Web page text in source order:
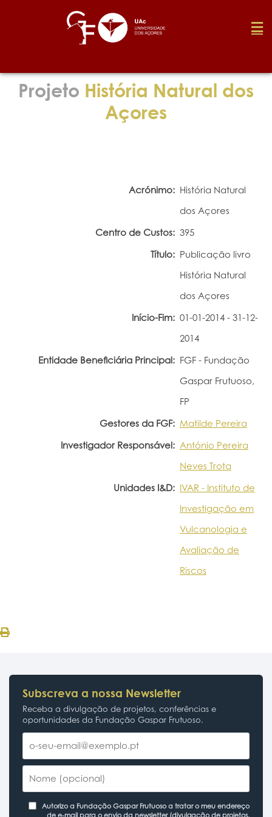
Fundação
Projeto História Natural dos
Açores
Acrónimo: História Natural
dos Açores
Centro de Custos: 395
Título: Publicação livro
História Natural
dos Açores
Início-Fim: 01-01-2014 - 31-12-
2014
Entidade Beneficiária Principal: FGF - Fundação
Gaspar Frutuoso,
FP
Gestores da FGF: Matilde Pereira
Investigador Responsável: António Pereira
Neves Trota
Unidades I&D: IVAR - Instituto de
Investigação em
Vulcanologia e
Avaliação de
Riscos
Subscreva a nossa Newsletter
Receba a divulgação de projetos, conferências e
oportunidades da Fundação Gaspar Frutuoso.
Autorizo a Fundação Gaspar Frutuoso a tratar o meu endereço
de e-mail para o envio da newsletter (divulgação de projetos,